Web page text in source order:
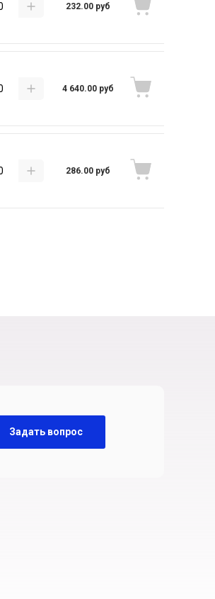
232.00 руб
4 640.00 руб
286.00 руб
Задать вопрос